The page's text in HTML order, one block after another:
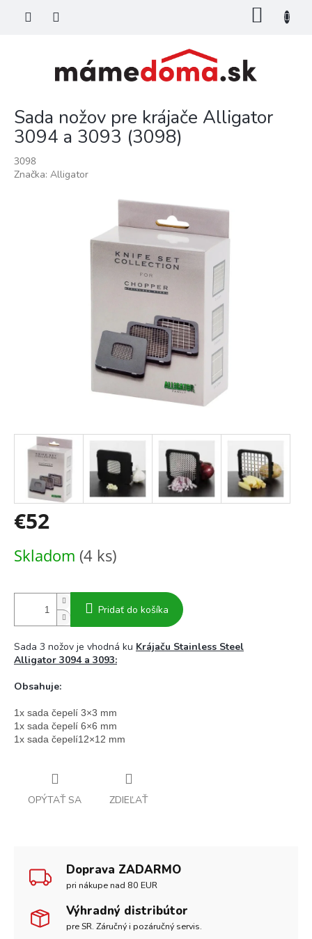
Sada nožov pre krájače Alligator
3094 a 3093 (3098)
3098
Značka: Alligator
€52
cena:
Skladom (4 ks)
Pridať do košíka
Sada 3 nožov je vhodná ku Krájaču Stainless Steel
Alligator 3094 a 3093:
Obsahuje:
1x sada čepelí 3×3 mm
1x sada čepelí 6×6 mm
1x sada čepelí12×12 mm
OPÝTAŤ SA ZDIEĽAŤ
Doprava ZADARMO
pri nákupe nad 80 EUR
Výhradný distribútor
pre SR. Záručný i pozáručný servis.